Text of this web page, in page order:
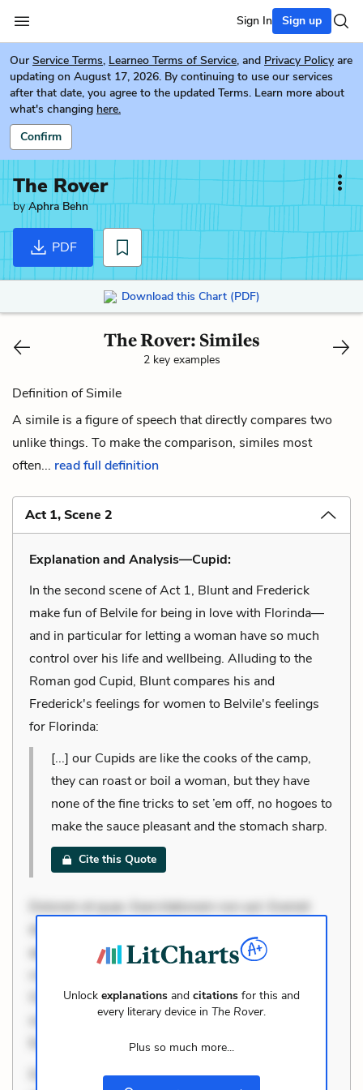
Sign In Sign up
Our Service Terms, Learneo Terms of Service, and Privacy Policy are
updating on August 17, 2026. By continuing to use our services
after that date, you agree to the updated Terms. Learn more about
what's changing here.
Confirm
The Rover
byAphra Behn
PDF
Download this Chart (PDF)
The Rover: Similes
2 key examples
Definition of Simile
A simile is a figure of speech that directly compares two
unlike things. To make the comparison, similes most
often... read full definition
Act 1, Scene 2
Explanation and Analysis—Cupid:
In the second scene of Act 1, Blunt and Frederick
make fun of Belvile for being in love with Florinda—
and in particular for letting a woman have so much
control over his life and wellbeing. Alluding to the
Roman god Cupid, Blunt compares his and
Frederick's feelings for women to Belvile's feelings
for Florinda:
[...] our Cupids are like the cooks of the camp,
they can roast or boil a woman, but they have
none of the fine tricks to set ’em off, no hogoes to
make the sauce pleasant and the stomach sharp.
Cite this Quote
Dolorem et quae. Exercitationem non aut. Eveniet
dolor non. Incidunt dolores sunt. Ad dolor at. Quia
aperiam eligendi. Ut veniam voluptatem. Aperiam
Occaecati ea suscipit. Optio ut iste. Voluptas aut
occaecati. Accusantium recusandae voluptates.
Explicabo minus tempore
Dolorem et quae. Exercitationem non aut. Eveniet
Unlock explanations and citations for this and
every literary device in The Rover.
Plus so much more...